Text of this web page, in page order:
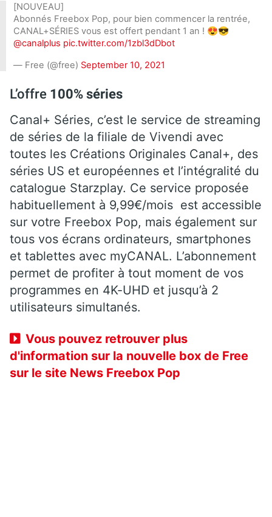
[NOUVEAU]
Abonnés Freebox Pop, pour bien commencer la rentrée,
CANAL+SÉRIES vous est offert pendant 1 an ! 😍😎
@canalplus pic.twitter.com/1zbl3dDbot
— Free (@free) September 10, 2021
L’offre 100% séries
Canal+ Séries, c’est le service de streaming
de séries de la filiale de Vivendi avec
toutes les Créations Originales Canal+, des
séries US et européennes et l’intégralité du
catalogue Starzplay. Ce service proposée
habituellement à 9,99€/mois est accessible
sur votre Freebox Pop, mais également sur
tous vos écrans ordinateurs, smartphones
et tablettes avec myCANAL. L’abonnement
permet de profiter à tout moment de vos
programmes en 4K-UHD et jusqu’à 2
utilisateurs simultanés.
Vous pouvez retrouver plus
d'information sur la nouvelle box de Free
sur le site News Freebox Pop